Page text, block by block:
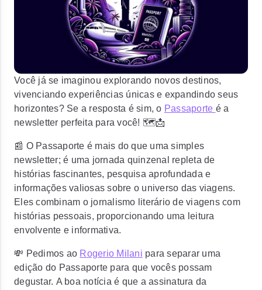
Você já se imaginou explorando novos destinos,
vivenciando experiências únicas e expandindo seus
horizontes? Se a resposta é sim, o Passaporte é a
newsletter perfeita para você! 🗺️📩
📰 O Passaporte é mais do que uma simples
newsletter; é uma jornada quinzenal repleta de
histórias fascinantes, pesquisa aprofundada e
informações valiosas sobre o universo das viagens.
Eles combinam o jornalismo literário de viagens com
histórias pessoais, proporcionando uma leitura
envolvente e informativa.
💸 Pedimos ao Rogerio Milani para separar uma
edição do Passaporte para que vocês possam
degustar. A boa notícia é que a assinatura da